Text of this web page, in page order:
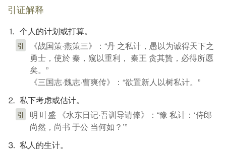
引证解释
⒈ 个人的计划或打算。
引
《战国策·燕策三》：“丹 之私计，愚以为诚得天下之
勇士，使於 秦，窥以重利， 秦王 贪其贄，必得所愿
矣。”
《三国志·魏志·曹爽传》：“欲置新人以树私计。”
⒉ 私下考虑或估计。
引
明 叶盛 《水东日记·吾训导请俸》：“豫 私计：‘侍郎
尚然，尚书 于公 当何如？’”
⒊ 私人的生计。